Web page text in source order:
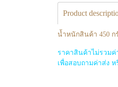
Product
น้ำหนักสินค้า 450 ก
ราคาสินค้าไม่รวมค่
เพื่อสอบถามค่าส่ง